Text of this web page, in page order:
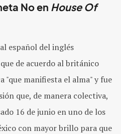
No en House Of
español del inglés
de acuerdo al británico
"que manifiesta el alma" y fue
que, de manera colectiva,
16 de junio en uno de los
con mayor brillo para que